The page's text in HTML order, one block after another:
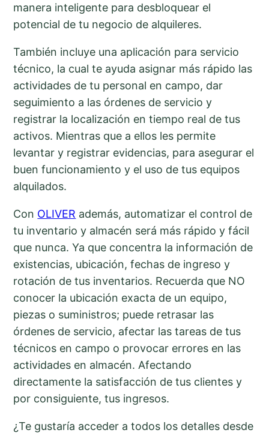
manera inteligente para desbloquear el
potencial de tu negocio de alquileres.
También incluye una aplicación para servicio
técnico, la cual te ayuda asignar más rápido las
actividades de tu personal en campo, dar
seguimiento a las órdenes de servicio y
registrar la localización en tiempo real de tus
activos. Mientras que a ellos les permite
levantar y registrar evidencias, para asegurar el
buen funcionamiento y el uso de tus equipos
alquilados.
Con OLIVER además, automatizar el control de
tu inventario y almacén será más rápido y fácil
que nunca. Ya que concentra la información de
existencias, ubicación, fechas de ingreso y
rotación de tus inventarios. Recuerda que NO
conocer la ubicación exacta de un equipo,
piezas o suministros; puede retrasar las
órdenes de servicio, afectar las tareas de tus
técnicos en campo o provocar errores en las
actividades en almacén. Afectando
directamente la satisfacción de tus clientes y
por consiguiente, tus ingresos.
¿Te gustaría acceder a todos los detalles desde